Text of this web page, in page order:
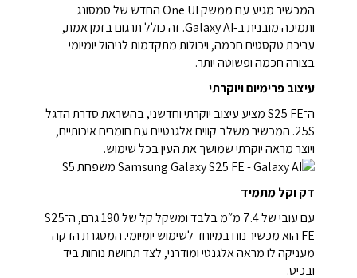
המכשיר מגיע עם ממשק One UI החדש של סמסונג
ותמיכה מובנית ב-Galaxy AI. זה כולל תרגום בזמן אמת,
עריכת טקסטים חכמה, ויכולות מתקדמות לניהול יומיומי
בצורה חכמה ופשוטה יותר.
עיצוב פרימיום ויוקרתי
ה־S25 FE מציע עיצוב יוקרתי וחדשני, בהשראת סדרת הדגל
25S. המכשיר משלב קווים אלגנטיים עם חומרים איכותיים,
ויוצר מראה יוקרתי שמושך את העין בכל שימוש.
דק וקל מתמיד
עם עובי של 7.4 מ״מ בלבד ומשקל קל של 190 גרם, ה־S25
FE הוא מכשיר נוח במיוחד לשימוש יומיומי. המסגרת הדקה
מעניקה לו מראה אלגנטי ומודרני, לצד תחושת נוחות ביד
ובכיס.